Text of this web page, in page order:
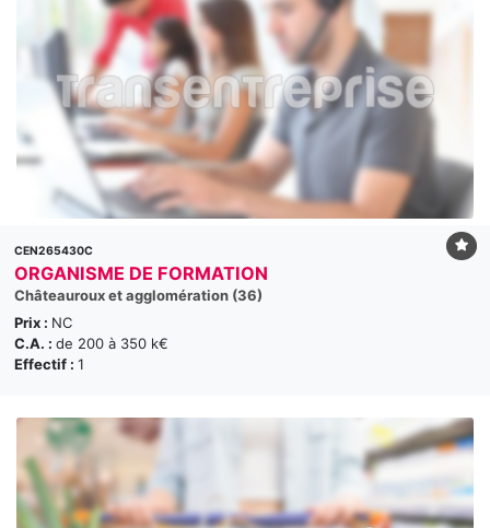
CEN265430C
ORGANISME DE FORMATION
Châteauroux et agglomération (36)
Prix : NC
C.A. : de 200 à 350 k€
Effectif : 1